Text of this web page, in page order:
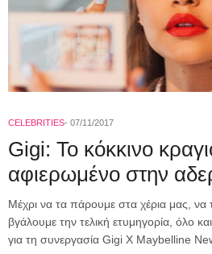
CELEBRITIES 07/11/2017
Gigi: Το κόκκινο
αφιερωμένο στην
Μέχρι να τα πάρουμε στα χέρια μας, να
βγάλουμε την τελική ετυμηγορία, όλο
για τη συνεργασία Gigi X Maybelline